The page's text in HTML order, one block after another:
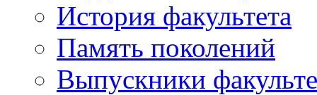
История факультета
Память поколений
Выпускники